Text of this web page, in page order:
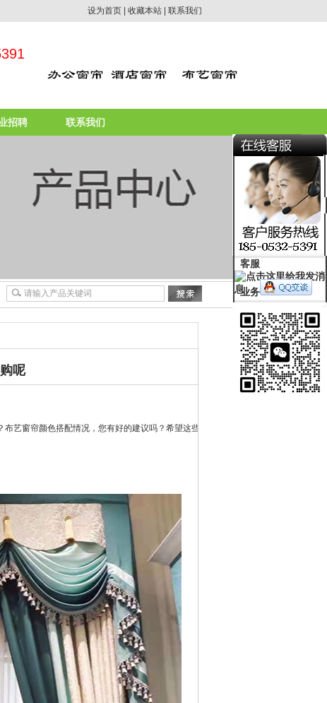
设为首页 收藏本站 联系我们
招聘 联系我们
呢
艺窗帘颜色搭配情况，您有好的建议吗？希望这些
客服
业务